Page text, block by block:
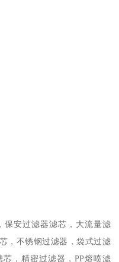
保安过滤器滤芯，大流量滤
，不锈钢过滤器，袋式过滤
，精密过滤器，PP熔喷滤